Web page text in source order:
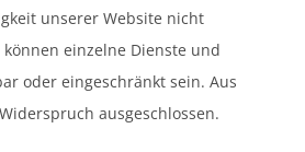
unserer Website nicht
einzelne Dienste und
oder eingeschränkt sein. Aus
ausgeschlossen.